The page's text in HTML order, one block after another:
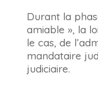
Durant la
amiable », la
le cas, de
mandataire
judiciaire.